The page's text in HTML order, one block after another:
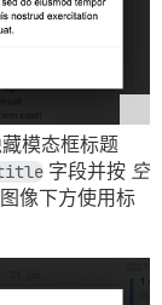
模态框标题
字段并按 空
像下方使用标